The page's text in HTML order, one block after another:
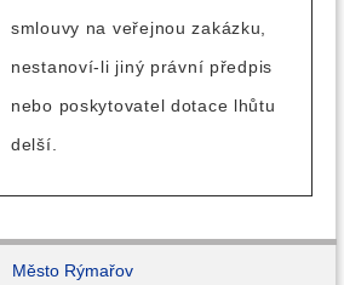
smlouvy na veřejnou zakázku,
nestanoví-li jiný právní předpis
nebo poskytovatel dotace lhůtu
delší.
Město Rýmařov